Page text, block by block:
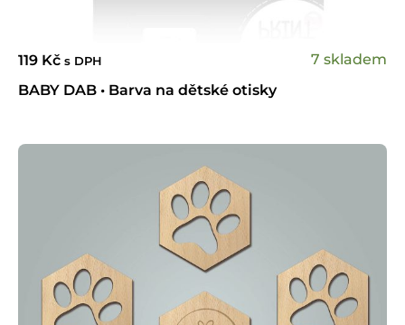
119 Kč s DPH
7 skladem
BABY DAB • Barva na dětské otisky